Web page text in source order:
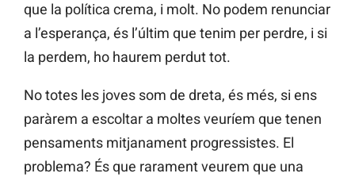
que la política crema, i molt. No podem renunciar
a l’esperança, és l’últim que tenim per perdre, i si
la perdem, ho haurem perdut tot.
No totes les joves som de dreta, és més, si ens
paràrem a escoltar a moltes veuríem que tenen
pensaments mitjanament progressistes. El
problema? És que rarament veurem que una